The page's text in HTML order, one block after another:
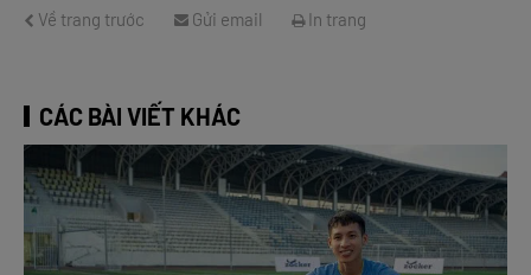
Về trang trước
Gửi email In trang
CÁC BÀI VIẾT KHÁC